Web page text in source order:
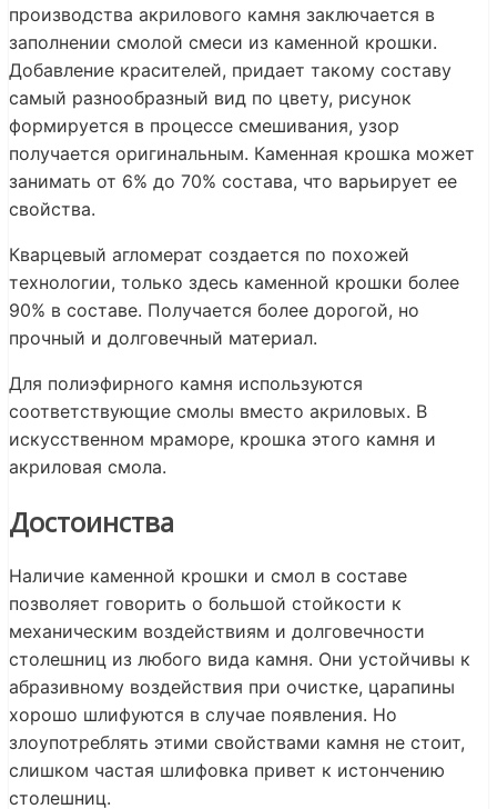
производства акрилового камня заключается в
заполнении смолой смеси из каменной крошки.
Добавление красителей, придает такому составу
самый разнообразный вид по цвету, рисунок
формируется в процессе смешивания, узор
получается оригинальным. Каменная крошка может
занимать от 6% до 70% состава, что варьирует ее
свойства.
Кварцевый агломерат создается по похожей
технологии, только здесь каменной крошки более
90% в составе. Получается более дорогой, но
прочный и долговечный материал.
Для полиэфирного камня используются
соответствующие смолы вместо акриловых. В
искусственном мраморе, крошка этого камня и
акриловая смола.
Достоинства
Наличие каменной крошки и смол в составе
позволяет говорить о большой стойкости к
механическим воздействиям и долговечности
столешниц из любого вида камня. Они устойчивы к
абразивному воздействия при очистке, царапины
хорошо шлифуются в случае появления. Но
злоупотреблять этими свойствами камня не стоит,
слишком частая шлифовка привет к истончению
столешниц.